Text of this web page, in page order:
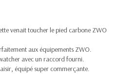
venait toucher le pied carbone ZWO
aux équipements ZWO.
avec un raccord fourni.
équipé super commerçante.